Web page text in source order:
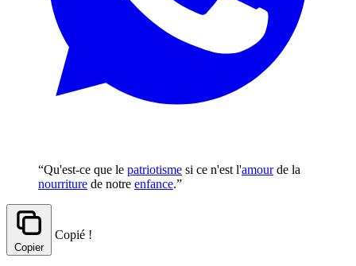
“Qu'est-ce que le patriotisme si ce n'est l'amourde la
nourriture de notre enfance.”
Copier
Copié !